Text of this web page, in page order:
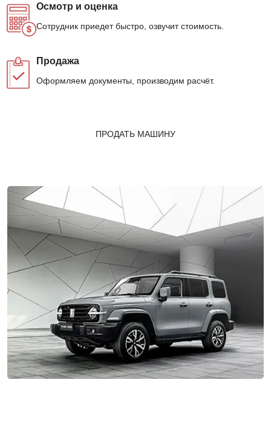
Осмотр и оценка
Сотрудник приедет быстро, озвучит стоимость.
Продажа
Оформляем документы, производим расчёт.
ПРОДАТЬ МАШИНУ